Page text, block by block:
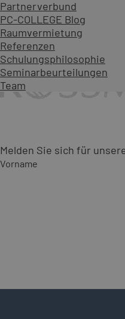
Partnerverbund
PC-COLLEGE Blog
Raumvermietung
Referenzen
Schulungsphilosophie
Seminarbeurteilungen
Team
Melden Sie sich für
Vorname